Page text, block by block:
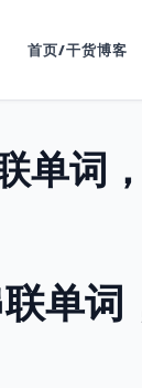
首页/干货博客
单词